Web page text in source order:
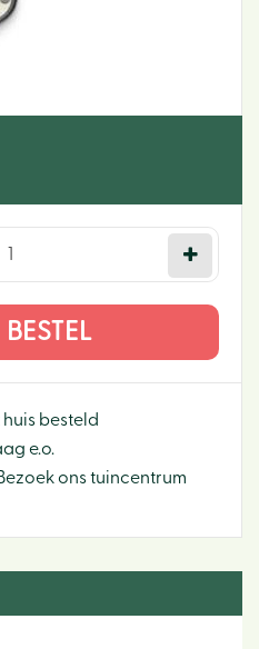
besteld
e.o.
ons tuincentrum